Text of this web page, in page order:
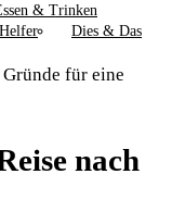
& Trinken
Dies & Das
für eine
nach